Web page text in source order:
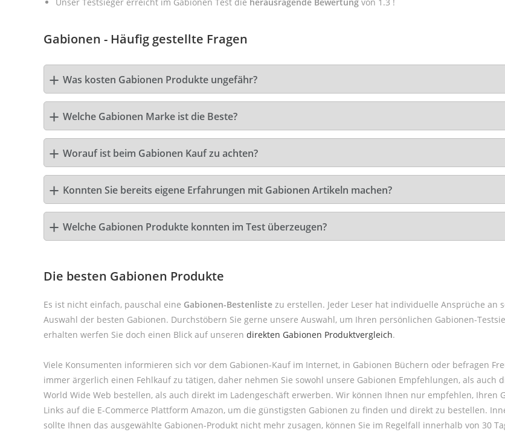
Gabionen - Häufig gestellte Fragen
Was kosten Gabionen Produkte ungefähr?
Welche Gabionen Marke ist die Beste?
Worauf ist beim Gabionen Kauf zu achten?
Konnten Sie bereits eigene Erfahrungen mit Gabionen Artikeln machen?
Welche Gabionen Produkte konnten im Test überzeugen?
Die besten Gabionen Produkte
Es ist nicht einfach, pauschal eine Gabionen-Bestenliste zu erstellen. Jeder Leser hat individuelle Ansprüche
Auswahl der besten Gabionen. Durchstöbern Sie gerne unsere Auswahl, um Ihren persönlichen Gabionen-
erhalten werfen Sie doch einen Blick auf unseren direkten Gabionen Produktvergleich.
Viele Konsumenten informieren sich vor dem Gabionen-Kauf im Internet, in Gabionen Büchern oder befragen
immer ärgerlich einen Fehlkauf zu tätigen, daher nehmen Sie sowohl unsere Gabionen Empfehlungen, als
World Wide Web bestellen, als auch direkt im Ladengeschäft erwerben. Wir können Ihnen nur empfehlen, Ihren
Links auf die E-Commerce Plattform Amazon, um die günstigsten Gabionen zu finden und direkt zu bestellen.
sollte Ihnen das ausgewählte Gabionen-Produkt nicht mehr zusagen, können Sie im Regelfall innerhalb von 30